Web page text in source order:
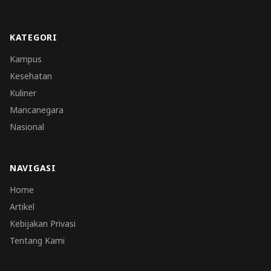
KATEGORI
Kampus
Kesehatan
Kuliner
Mancanegara
Nasional
NAVIGASI
Home
Artikel
Kebijakan Privasi
Tentang Kami